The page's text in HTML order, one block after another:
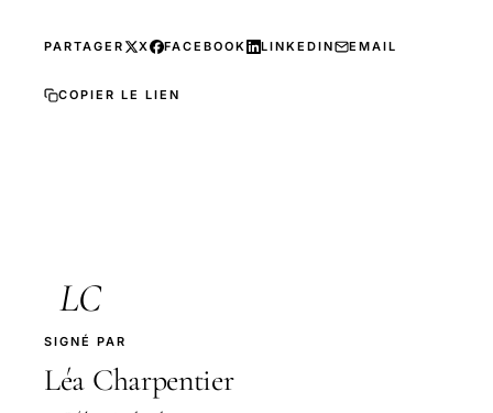
PARTAGER X FACEBOOK LINKEDIN EMAIL
COPIER LE LIEN
LC
SIGNÉ PAR
Léa Charpentier